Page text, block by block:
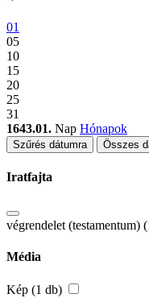
01
05
10
15
20
25
31
1643.01. Nap Hónapok
Szűrés dátumra Összes
Iratfajta
végrendelet (testamentum)
Média
Kép (1 db)